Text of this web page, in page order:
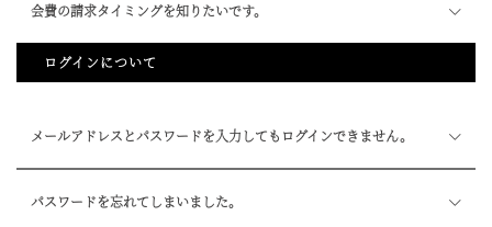
会費の請求タイミングを知りたいです。
ログインについて
メールアドレスとパスワードを入力してもログインできません。
パスワードを忘れてしまいました。